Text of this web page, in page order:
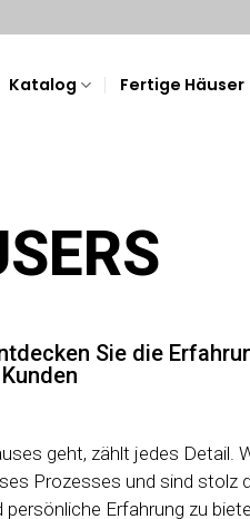
Katalog Fertige Häuser
Sie die
geht, zählt jedes Detail.
Prozesses und sind stolz
Erfahrung zu